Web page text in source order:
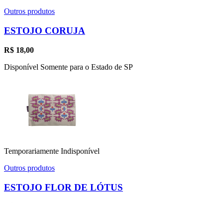
Outros produtos
ESTOJO CORUJA
R$ 18,00
Disponível Somente para o Estado de SP
Temporariamente Indisponível
Outros produtos
ESTOJO FLOR DE LÓTUS